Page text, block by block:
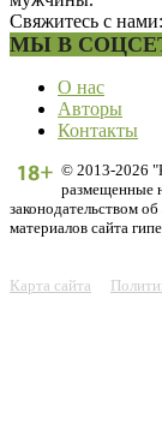
Свяжитесь с нами:
МЫ В
О нас
Авторы
Контакты
© 2013-2026
размещенные
законодательством
материалов сайта
Карта сайта